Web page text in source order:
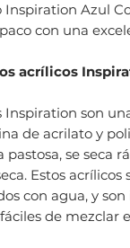
Inspiration Azul
con una
acrílicos
Inspiration son
de acrilato y
pastosa, se seca
Estos
con agua, y
de mezclar